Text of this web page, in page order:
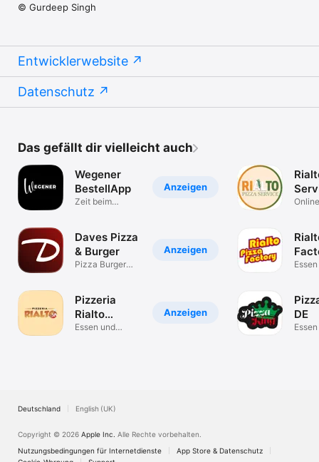
© Gurdeep Singh
Entwicklerwebsite
Datenschutz
Das gefällt dir vielleicht auch
Anzeigen
Wegener
BestellApp
Zeit beim
Anzeigen
Daves Pizza
& Burger
Pizza Burger
Anzeigen
Pizzeria
Rialto
Witten
Essen und
DE
Deutschland English (UK)
Copyright © 2026 Apple Inc. Alle Rechte vorbehalten.
Nutzungsbedingungen für Internetdienste
App Store & Datenschutz